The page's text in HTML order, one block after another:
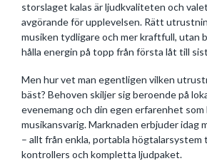
storslaget kalas är ljudkvaliteten och
avgörande för upplevelsen. Rätt
musiken tydligare och mer kraftfull, utan
hålla energin på topp från första låt till
Men hur vet man egentligen vilken
bäst? Behoven skiljer sig beroende på
evenemang och din egen erfarenhet som
musikansvarig. Marknaden erbjuder idag
– allt från enkla, portabla högtalarsystem
kontrollers och kompletta ljudpaket.